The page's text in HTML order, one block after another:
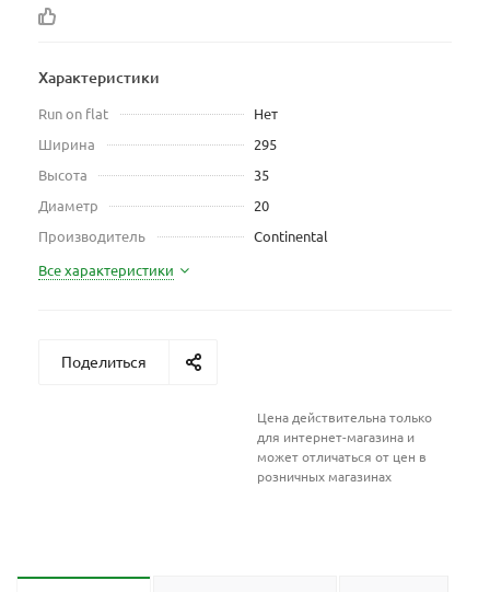
Характеристики
Run on flat
Нет
Ширина
295
Высота
35
Диаметр
20
Производитель
Continental
Все характеристики
Поделиться
Цена действительна только
для интернет-магазина и
может отличаться от цен в
розничных магазинах